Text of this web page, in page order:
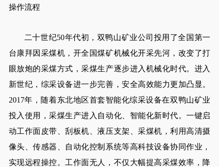
操作流程
二十世纪50年代初，双鸭山矿业公司投用了全国第一
台康拜因采煤机，开全国煤矿机械化开采先河，改变了打
眼放炮的采煤方式，采煤生产逐步进入机械化时代。进入
新世纪，综采设备进一步完善，安全高效能力更加凸显。
2017年，随着东北地区首套智能化综采设备在双鸭山矿业
投入使用，采煤生产进入自动化、智能化新时代。一键启
动工作面皮带、刮板机、液压支架、采煤机，利用高清摄
像头、传感器、自动化控制系统等高科技设备协同作业，
实现远程操控。工作面无人，不仅大幅提高采煤效率，降